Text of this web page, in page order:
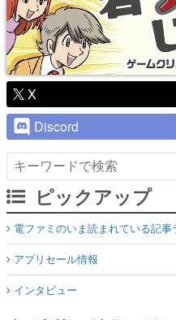
X
Discord
ピックアップ
電ファミのいま読まれている記事
アプリセール情報
インタビュー